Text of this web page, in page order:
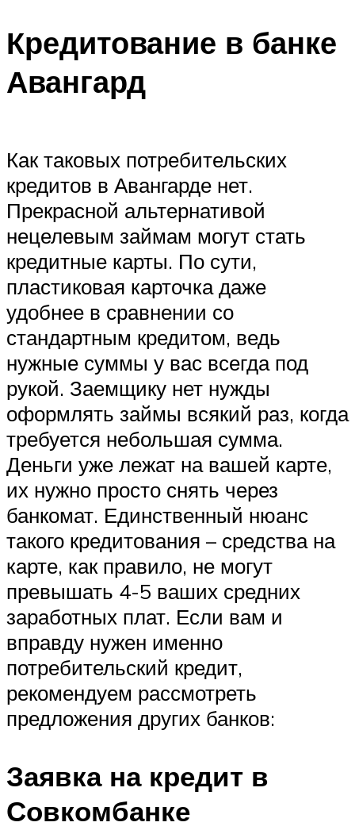
Кредитование в банке
Авангард
Как таковых потребительских
кредитов в Авангарде нет.
Прекрасной альтернативой
нецелевым займам могут стать
кредитные карты. По сути,
пластиковая карточка даже
удобнее в сравнении со
стандартным кредитом, ведь
нужные суммы у вас всегда под
рукой. Заемщику нет нужды
оформлять займы всякий раз, когда
требуется небольшая сумма.
Деньги уже лежат на вашей карте,
их нужно просто снять через
банкомат. Единственный нюанс
такого кредитования – средства на
карте, как правило, не могут
превышать 4-5 ваших средних
заработных плат. Если вам и
вправду нужен именно
потребительский кредит,
рекомендуем рассмотреть
предложения других банков:
Заявка на кредит в
Совкомбанке